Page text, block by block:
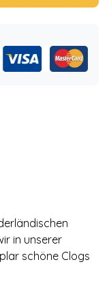
in unserer
schöne Clogs